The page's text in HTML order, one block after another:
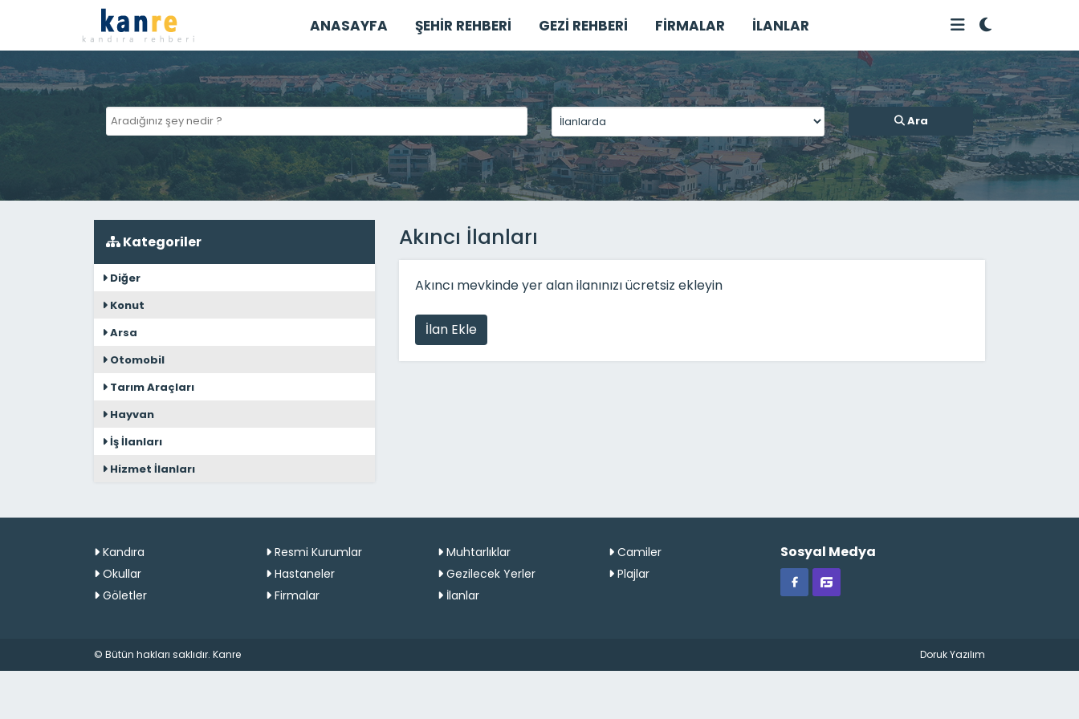
ANASAYFA ŞEHİR REHBERİ GEZİ REHBERİ FİRMALAR İLANLAR
Ara
Kategoriler
Diğer
Konut
Arsa
Otomobil
Tarım Araçları
Hayvan
İş İlanları
Hizmet İlanları
Akıncı İlanları
Akıncı mevkinde yer alan ilanınızı ücretsiz ekleyin
İlan Ekle
Kandıra Resmi Kurumlar Muhtarlıklar
Camiler
Okullar
Hastaneler Gezilecek Yerler
Plajlar
Göletler
Firmalar İlanlar
Sosyal Medya
© Bütün hakları saklıdır. Kanre Doruk Yazılım